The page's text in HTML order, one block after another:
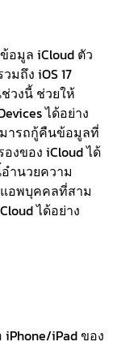
อมูล iCloud ตัว
มถึง iOS 17
วงนี้ ช่วยให้
ได้อย่าง
มารถกู้คืนข้อมูลที่
งของ iCloud ได้
ำนวยความ
อพบุคคลที่สาม
ได้อย่าง
iPad ของ